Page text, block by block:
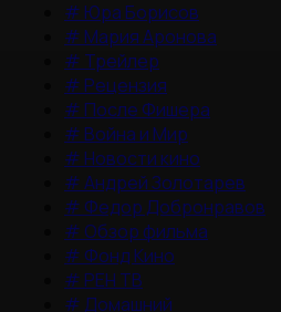
# Юра Борисов
# Мария Аронова
# Трейлер
# Рецензия
# После Фишера
# Война и Мир
# Новости кино
#Андрей Золотарев
# Федор Добронравов
# Обзор фильма
# Фонд Кино
# РЕН ТВ
# Домашний